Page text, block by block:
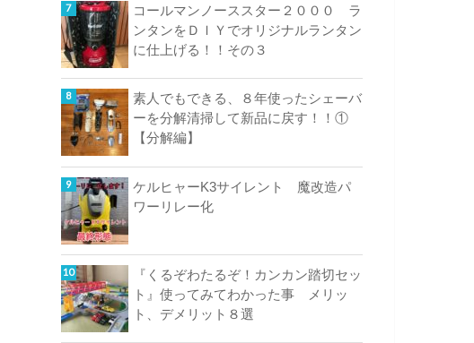
コールマンノーススター２０００ ラ
ンタンをＤＩＹでオリジナルランタン
に仕上げる！！その３
素人でもできる、８年使ったシェーバ
ーを分解清掃して新品に戻す！！①
【分解編】
ケルヒャーK3サイレント 魔改造パ
ワーリレー化
『くるぞわたるぞ！カンカン踏切セッ
ト』使ってみてわかった事 メリッ
ト、デメリット８選